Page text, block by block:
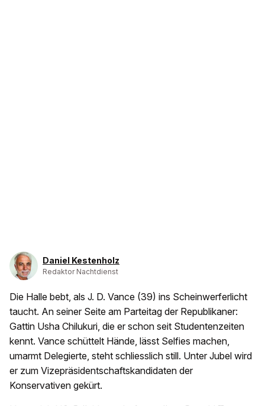
Daniel Kestenholz
Redaktor Nachtdienst
Die Halle bebt, als J. D. Vance (39) ins Scheinwerferlicht
taucht. An seiner Seite am Parteitag der Republikaner:
Gattin Usha Chilukuri, die er schon seit Studentenzeiten
kennt. Vance schüttelt Hände, lässt Selfies machen,
umarmt Delegierte, steht schliesslich still. Unter Jubel wird
er zum Vizepräsidentschaftskandidaten der
Konservativen gekürt.